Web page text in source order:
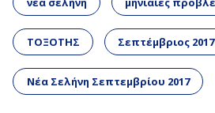
ΤΟΞΟΤΗΣ Σεπτέμβριος 2017
Νέα Σελήνη Σεπτεμβρίου 2017